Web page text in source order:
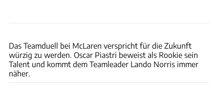
Das Teamduell bei McLaren verspricht für die Zukunft
würzig zu werden. Oscar Piastri beweist als Rookie sein
Talent und kommt dem Teamleader Lando Norris immer
näher.